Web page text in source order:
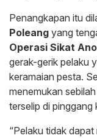
Penangkapan itu
Poleang yang
Operasi Sikat
gerak-gerik pelaku
keramaian pesta.
menemukan sebilah
terselip di pinggang
“Pelaku tidak